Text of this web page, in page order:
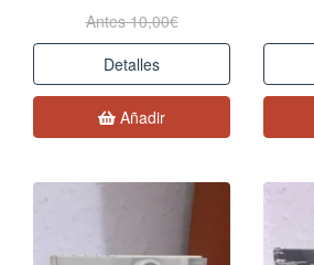
Antes 10,00€
Detalles
Añadir